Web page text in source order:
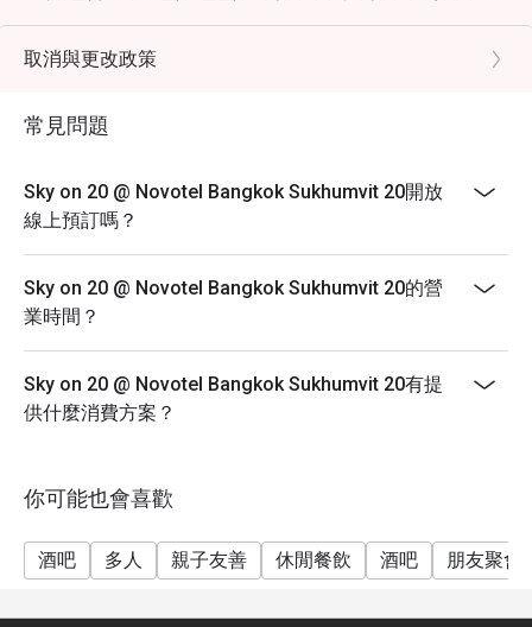
蠔等豐富料理。
國際自助早餐 (每日)： 06:30 – 10:30，每位 650 元
週末國際海鮮自助午餐 (週六)： 12:00 – 14:30，每位
1,200 元（含稅）
1,999 元（含稅）
兒童收費：
6 至 12 歲兒童：每位 600 元
取消與更改政策
常見問題
Sky on 20 @ Novotel Bangkok Sukhumvit 20開放
線上預訂嗎？
Sky on 20 @ Novotel Bangkok Sukhumvit 20的營
業時間？
Sky on 20 @ Novotel Bangkok Sukhumvit 20有提
供什麼消費方案？
你可能也會喜歡
酒吧 多人 親子友善 休閒餐飲 酒吧 朋友聚會